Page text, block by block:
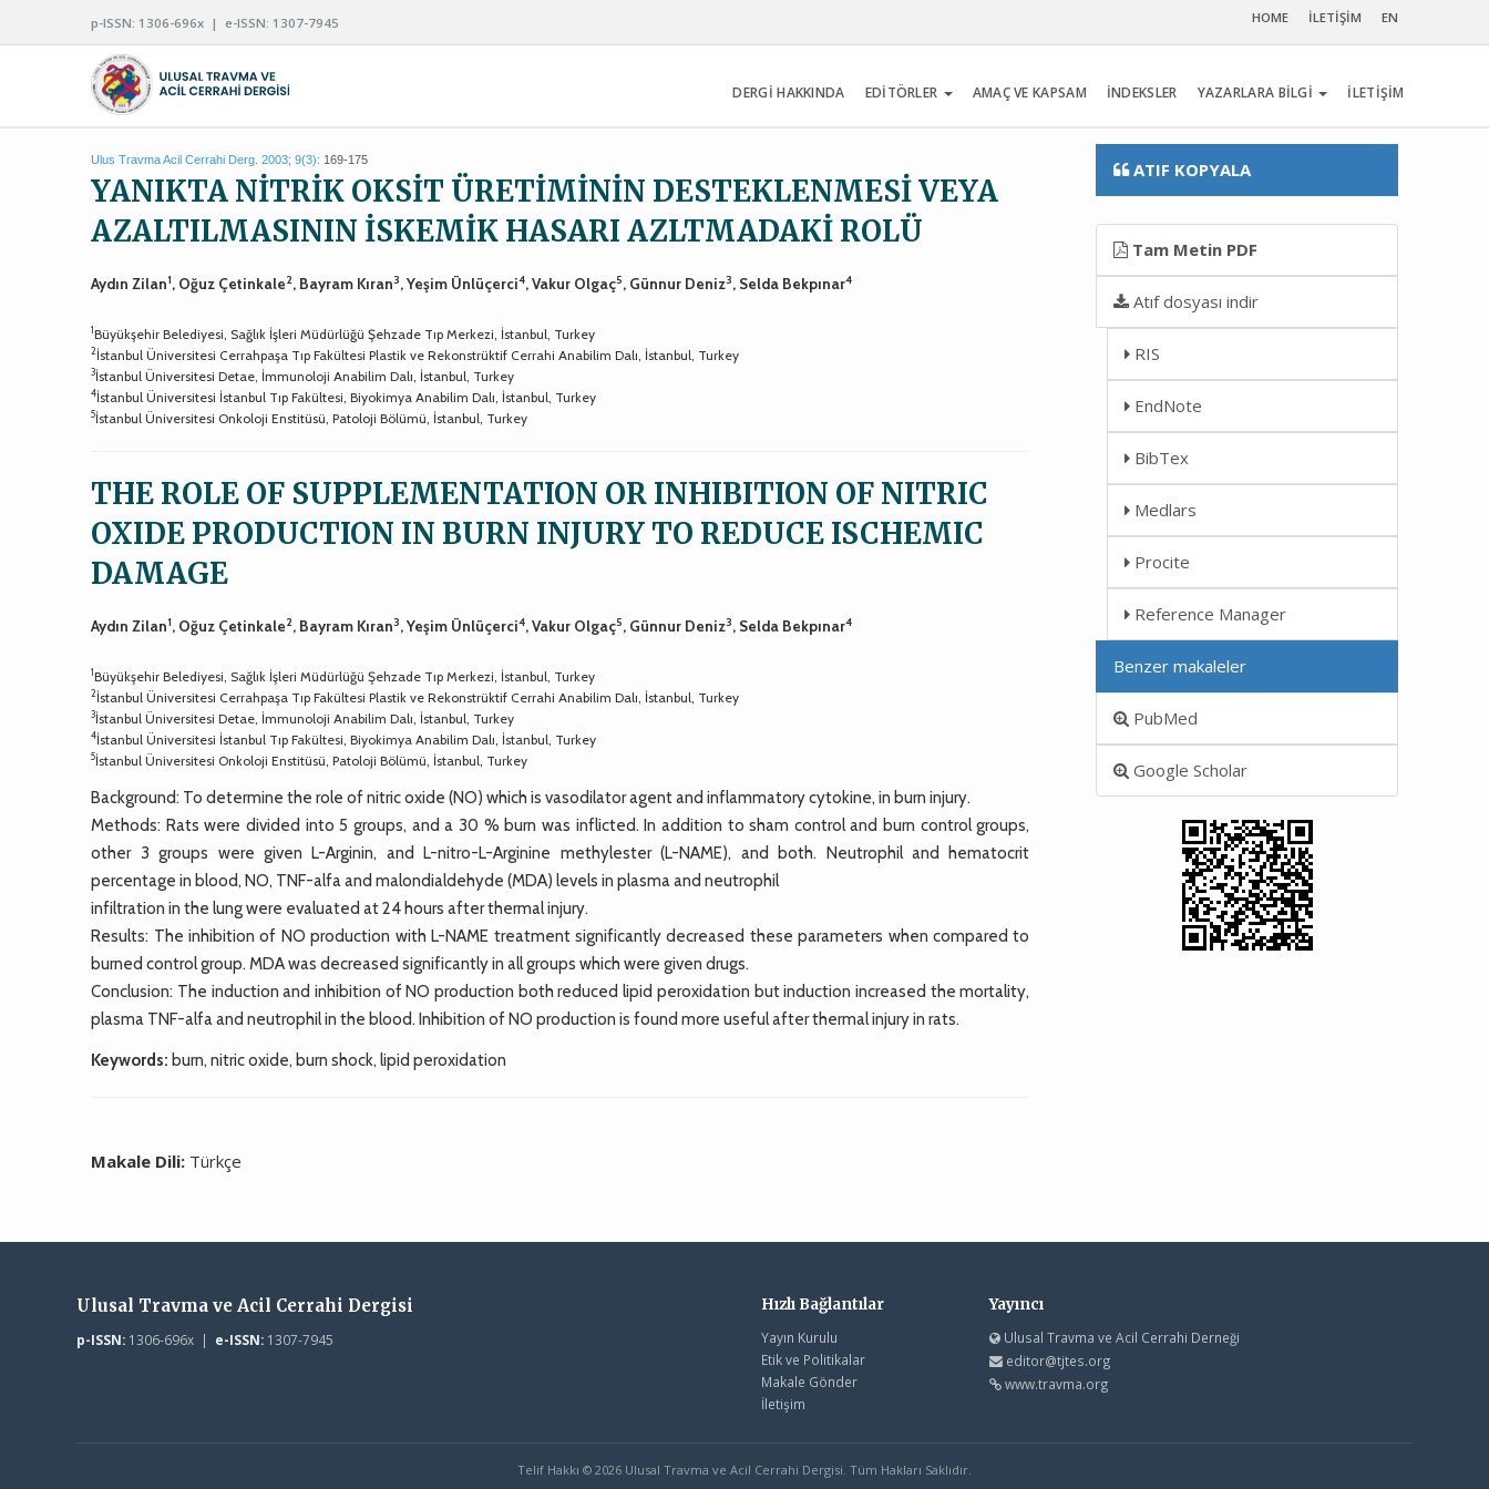
p-ISSN: 1306-696x | e-ISSN: 1307-7945 HOME İLETİŞİM EN
DERGİ HAKKINDA EDİTÖRLER AMAÇ VE KAPSAM İNDEKSLER YAZARLARA BİLGİ İLETİŞİM
Ulus Travma Acil Cerrahi Derg. 2003; 9(3): 169-175
YANIKTA NİTRİK OKSİT ÜRETİMİNİN DESTEKLENMESİ VEYA
AZALTILMASININ İSKEMİK HASARI AZLTMADAKİ ROLÜ
Aydın Zilan1, Oğuz Çetinkale2, Bayram Kıran3, Yeşim Ünlüçerci4, Vakur Olgaç5, Günnur Deniz3, Selda Bekpınar4
1Büyükşehir Belediyesi, Sağlık İşleri Müdürlüğü Şehzade Tıp Merkezi, İstanbul, Turkey
2İstanbul Üniversitesi Cerrahpaşa Tıp Fakültesi Plastik ve Rekonstrüktif Cerrahi Anabilim Dalı, İstanbul, Turkey
3İstanbul Üniversitesi Detae, İmmunoloji Anabilim Dalı, İstanbul, Turkey
4İstanbul Üniversitesi İstanbul Tıp Fakültesi, Biyokimya Anabilim Dalı, İstanbul, Turkey
5İstanbul Üniversitesi Onkoloji Enstitüsü, Patoloji Bölümü, İstanbul, Turkey
THE ROLE OF SUPPLEMENTATION OR INHIBITION OF NITRIC
OXIDE PRODUCTION IN BURN INJURY TO REDUCE ISCHEMIC
DAMAGE
Aydın Zilan1, Oğuz Çetinkale2, Bayram Kıran3, Yeşim Ünlüçerci4, Vakur Olgaç5, Günnur Deniz3, Selda Bekpınar4
1Büyükşehir Belediyesi, Sağlık İşleri Müdürlüğü Şehzade Tıp Merkezi, İstanbul, Turkey
2İstanbul Üniversitesi Cerrahpaşa Tıp Fakültesi Plastik ve Rekonstrüktif Cerrahi Anabilim Dalı, İstanbul, Turkey
3İstanbul Üniversitesi Detae, İmmunoloji Anabilim Dalı, İstanbul, Turkey
4İstanbul Üniversitesi İstanbul Tıp Fakültesi, Biyokimya Anabilim Dalı, İstanbul, Turkey
5İstanbul Üniversitesi Onkoloji Enstitüsü, Patoloji Bölümü, İstanbul, Turkey
Background: To determine the role of nitric oxide (NO) which is vasodilator agent and inflammatory cytokine, in burn injury.
Methods: Rats were divided into 5 groups, and a 30 % burn was inflicted. In addition to sham control and burn control groups,
other 3 groups were given L-Arginin, and L-nitro-L-Arginine methylester (L-NAME), and both. Neutrophil and hematocrit
percentage in blood, NO, TNF-alfa and malondialdehyde (MDA) levels in plasma and neutrophil
infiltration in the lung were evaluated at 24 hours after thermal injury.
Results: The inhibition of NO production with L-NAME treatment significantly decreased these parameters when compared to
burned control group. MDA was decreased significantly in all groups which were given drugs.
Conclusion: The induction and inhibition of NO production both reduced lipid peroxidation but induction increased the mortality,
plasma TNF-alfa and neutrophil in the blood. Inhibition of NO production is found more useful after thermal injury in rats.
Keywords: burn, nitric oxide, burn shock, lipid peroxidation
Makale Dili: Türkçe
ATIF KOPYALA
Tam Metin PDF
Atıf dosyası indir
RIS
EndNote
BibTex
Medlars
Procite
Reference Manager
Benzer makaleler
PubMed
Google Scholar
Ulusal Travma ve Acil Cerrahi Dergisi
p-ISSN:1306-696x | e-ISSN:1307-7945
Hızlı Bağlantılar
Yayın Kurulu
Etik ve Politikalar
Makale Gönder
İletişim
Yayıncı
Ulusal Travma ve Acil Cerrahi Derneği
editor@tjtes.org
www.travma.org
Telif Hakkı © 2026 Ulusal Travma ve Acil Cerrahi Dergisi. Tüm Hakları Saklıdır.